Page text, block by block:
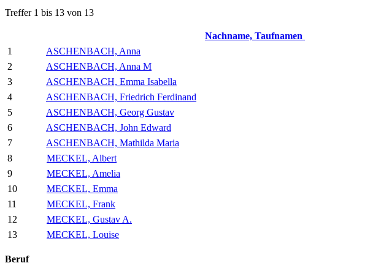
Treffer 1 bis 13 von 13
Nachname, Taufnamen
1
ASCHENBACH, Anna
2
ASCHENBACH, Anna M
3
ASCHENBACH, Emma Isabella
4
ASCHENBACH, Friedrich Ferdinand
5
ASCHENBACH, Georg Gustav
6
ASCHENBACH, John Edward
7
ASCHENBACH, Mathilda Maria
8
MECKEL, Albert
9
MECKEL, Amelia
10
MECKEL, Emma
11
MECKEL, Frank
12
MECKEL, Gustav A.
13
MECKEL, Louise
Beruf